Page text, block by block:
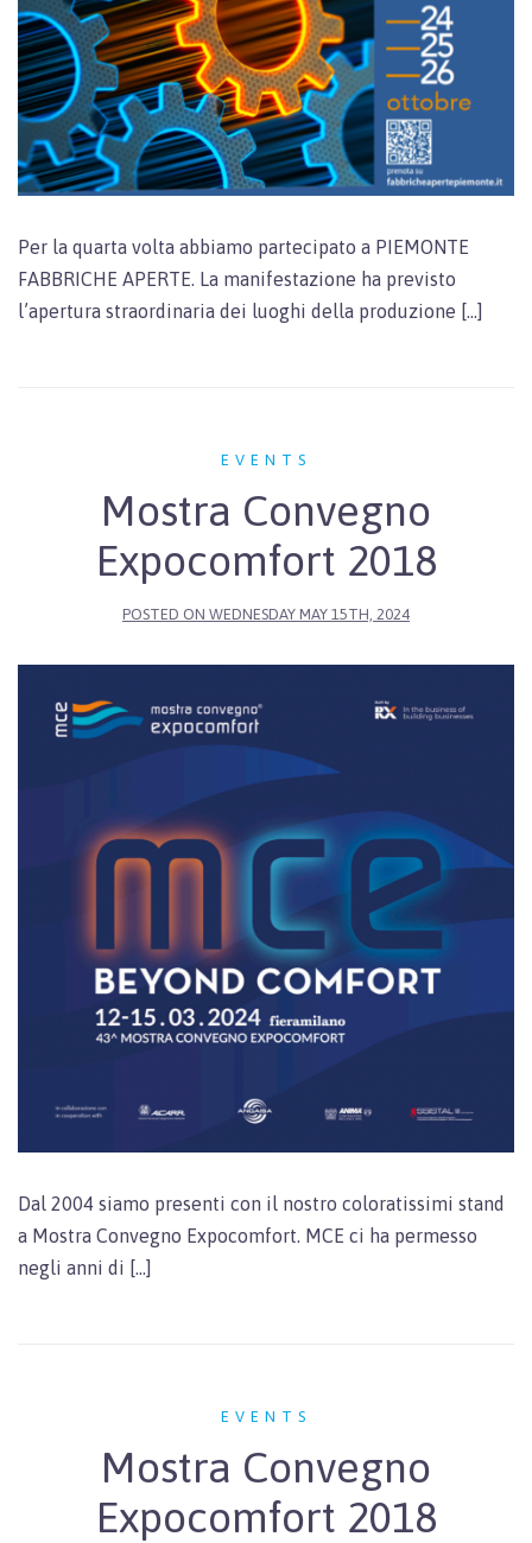
Per la quarta volta abbiamo partecipato a PIEMONTE
FABBRICHE APERTE. La manifestazione ha previsto
l’apertura straordinaria dei luoghi della produzione […]
EVENTS
Mostra Convegno
Expocomfort 2018
POSTED ON WEDNESDAY MAY 15TH, 2024
Dal 2004 siamo presenti con il nostro coloratissimi stand
a Mostra Convegno Expocomfort. MCE ci ha permesso
negli anni di […]
EVENTS
Mostra Convegno
Expocomfort 2018